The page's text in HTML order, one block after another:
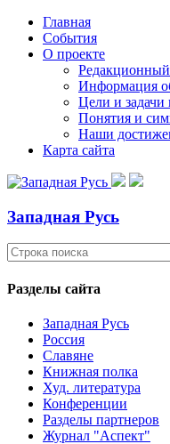
Главная
События
О проекте
Редакционный
Информация
Цели и задачи
Понятия и
Наши
Карта сайта
Западная Русь
Разделы сайта
Западная Русь
Россия
Славяне
Книжная полка
Худ. литература
Конференции
Разделы партнеров
Журнал "Аспект"